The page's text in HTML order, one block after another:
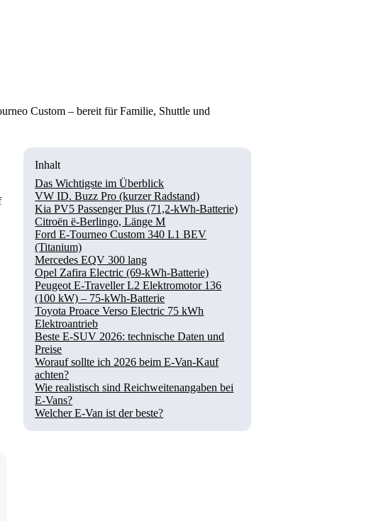
Inhalt
Das Wichtigste im Überblick
VW ID. Buzz Pro (kurzer Radstand)
Kia PV5 Passenger Plus (71,2-kWh-Batterie)
Citroën ë-Berlingo, Länge M
Ford E‑Tourneo Custom 340 L1 BEV
(Titanium)
Mercedes EQV 300 lang
Opel Zafira Electric (69-kWh-Batterie)
Peugeot E-Traveller L2 Elektromotor 136
(100 kW) – 75-kWh-Batterie
Toyota Proace Verso Electric 75 kWh
Elektroantrieb
Beste E-SUV 2026: technische Daten und
Preise
Worauf sollte ich 2026 beim E-Van-Kauf
achten?
Wie realistisch sind Reichweitenangaben bei
E-Vans?
Welcher E-Van ist der beste?
Custom – bereit für Familie, Shuttle und